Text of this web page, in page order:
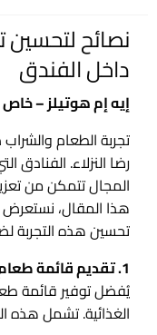
نصائح لتحسين
داخل الفندق
إيه إم هوتيلز – خاص
تجربة الطعام
رضا النزلاء.
المجال تتمكن من
هذا المقال،
تحسين هذه التجربة
1. تقديم قائمة طعام متنوعة
يُفضل توفير قائمة
الغذائية. تشمل هذه